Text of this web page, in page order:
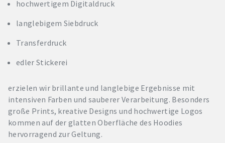
hochwertigem Digitaldruck
langlebigem Siebdruck
Transferdruck
edler Stickerei
erzielen wir brillante und langlebige Ergebnisse mit
intensiven Farben und sauberer Verarbeitung. Besonders
große Prints, kreative Designs und hochwertige Logos
kommen auf der glatten Oberfläche des Hoodies
hervorragend zur Geltung.